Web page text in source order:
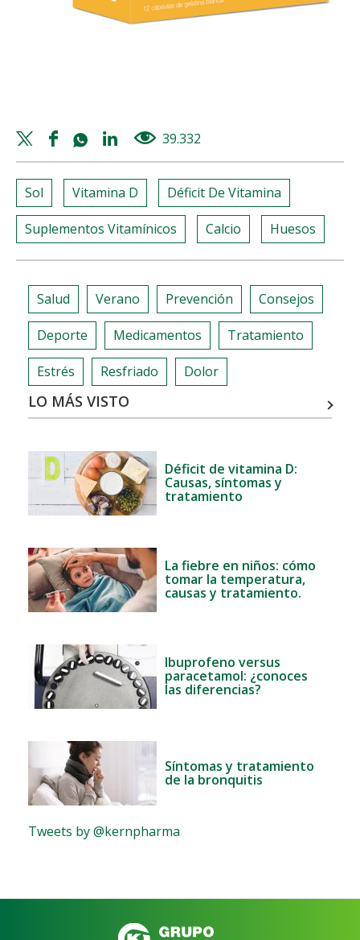
Twitter
share
Facebook
share
Whatsapp
share
Linkedin
share
39.332
Sol Vitamina D Déficit De Vitamina
Suplementos Vitamínicos Calcio Huesos
Salud Verano Prevención Consejos
Deporte Medicamentos Tratamiento
Estrés Resfriado Dolor
LO MÁS VISTO
Déficit de vitamina D:
Causas, síntomas y
tratamiento
La fiebre en niños: cómo
tomar la temperatura,
causas y tratamiento.
Ibuprofeno versus
paracetamol: ¿conoces
las diferencias?
Síntomas y tratamiento
de la bronquitis
Tweets by @kernpharma